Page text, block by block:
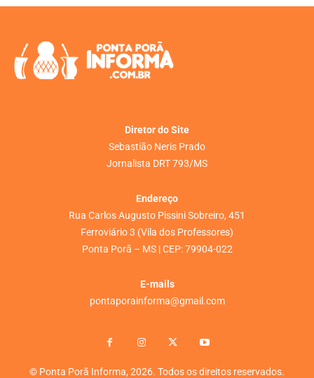
Diretor do Site
Sebastião Neris Prado
Jornalista DRT 793/MS
Endereço
Rua Carlos Augusto Pissini Sobreiro, 451
Ferroviário 3 (Vila dos Professores)
Ponta Porã – MS | CEP: 79904-022
E-mails
pontaporainforma@gmail.com
© Ponta Porã Informa, 2026. Todos os direitos reservados.